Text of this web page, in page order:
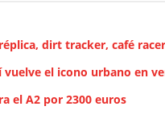
dirt tracker, café
el icono urbano en
el A2 por 2300 euros